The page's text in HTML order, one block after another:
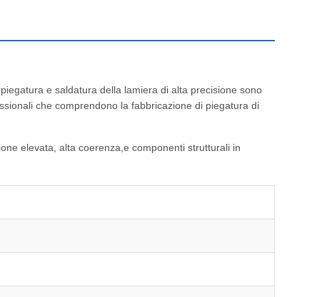
e saldatura della lamiera di alta precisione sono
che comprendono la fabbricazione di piegatura di
elevata, alta coerenza,e componenti strutturali in